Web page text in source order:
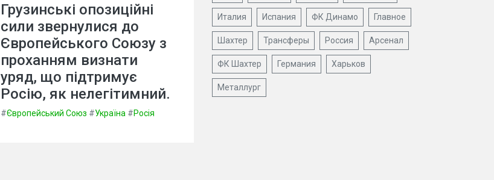
Грузинські опозиційні
сили звернулися до
Європейського Союзу з
проханням визнати
уряд, що підтримує
Росію, як нелегітимний.
#Європейський Союз #Україна #Росія
Италия Испания ФК Динамо Главное
Шахтер Трансферы Россия Арсенал
ФК Шахтер Германия Харьков
Металлург